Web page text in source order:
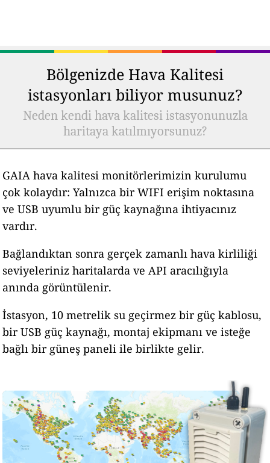
Bölgenizde Hava Kalitesi
istasyonları biliyor musunuz?
Neden kendi hava kalitesi istasyonunuzla
haritaya katılmıyorsunuz?
GAIA hava kalitesi monitörlerimizin kurulumu
çok kolaydır: Yalnızca bir WIFI erişim noktasına
ve USB uyumlu bir güç kaynağına ihtiyacınız
vardır.
Bağlandıktan sonra gerçek zamanlı hava kirliliği
seviyeleriniz haritalarda ve API aracılığıyla
anında görüntülenir.
İstasyon, 10 metrelik su geçirmez bir güç kablosu,
bir USB güç kaynağı, montaj ekipmanı ve isteğe
bağlı bir güneş paneli ile birlikte gelir.